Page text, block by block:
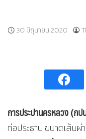
30 มิถุนายน 2020
การประปานครหลวง (ก
ท่อประธาน ขนาดเส้น